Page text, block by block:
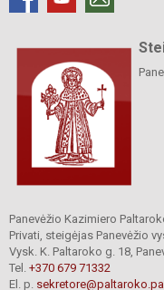
Panevėžio Kazimiero
Privati, steigėjas Panevėžio
Vysk. K. Paltaroko g. 18,
Tel. +370 679 71332
El. p.